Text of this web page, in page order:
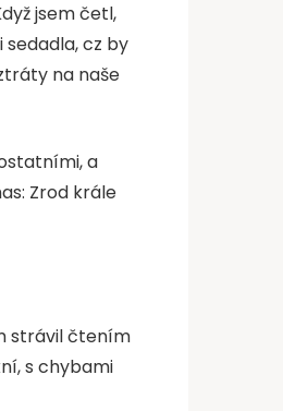
jsem četl,
cz by
na naše
a
Zrod krále
strávil čtením
s chybami